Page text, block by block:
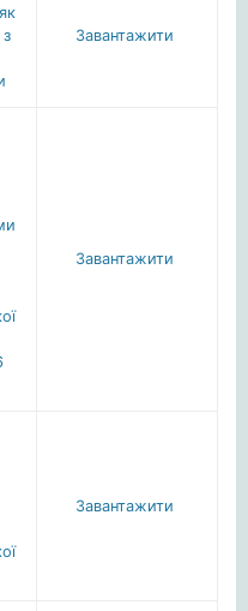
Завантажити
Завантажити
Завантажити